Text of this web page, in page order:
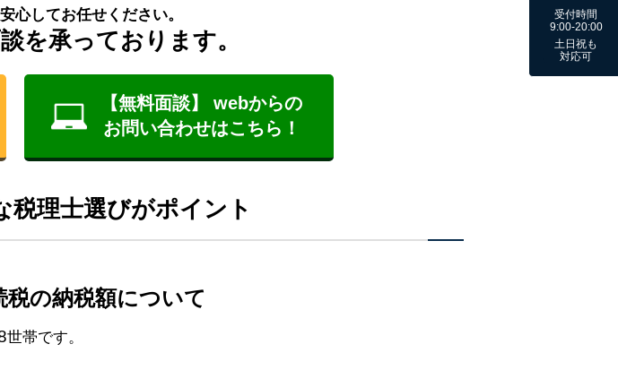
心してお任せください。
を承っております。
【無料面談】 webからの
お問い合わせはこちら！
税理士選びがポイント
税の納税額について
世帯です。
受付時間
9:00-20:00
土日祝も
対応可